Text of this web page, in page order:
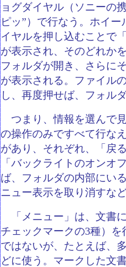
ョグダイヤル（ソニーの
ピッ”）で行なう。ホイ
イヤルを押し込むことで
が表示され、そのどれか
フォルダが開き、さらに
が表示される。ファイル
し、再度押せば、フォル
つまり、情報を選んで
の操作のみですべて行な
があり、それぞれ、「戻
「バックライトのオンオ
ば、フォルダの内部にい
ニュー表示を取り消すな
「メニュー」は、文書
チェックマークの3種）
ではないが、たとえば、
どに使う。マークした文